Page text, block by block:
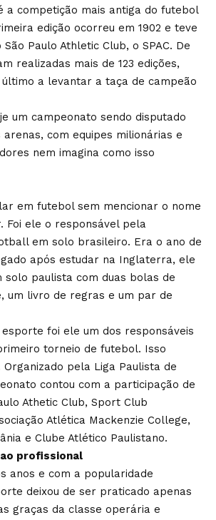
a competição mais antiga do futebol
edição ocorreu em 1902 e teve
Paulo Athletic Club, o SPAC. De
realizadas mais de 123 edições,
a levantar a taça de campeão
um campeonato sendo disputado
com equipes milionárias e
nem imagina como isso
em futebol sem mencionar o nome
Foi ele o responsável pela
em solo brasileiro. Era o ano de
após estudar na Inglaterra, ele
solo paulista com duas bolas de
um livro de regras e um par de
foi ele um dos responsáveis
torneio de futebol. Isso
Organizado pela Liga Paulista de
contou com a participação de
Athetic Club, Sport Club
Atlética Mackenzie College,
e Clube Atlético Paulistano.
profissional
anos e com a popularidade
deixou de ser praticado apenas
graças da classe operária e